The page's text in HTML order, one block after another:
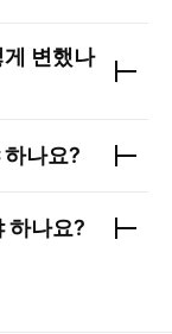
변했나
나요?
하나요?